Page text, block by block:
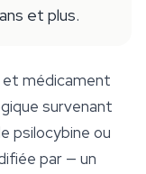
et plus.
médicament
survenant
psilocybine ou
par — un